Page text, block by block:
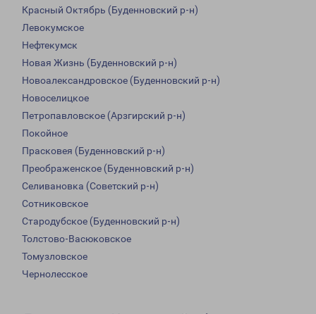
Красный Октябрь (Буденновский р-н)
Левокумское
Нефтекумск
Новая Жизнь (Буденновский р-н)
Новоалександровское (Буденновский р-н)
Новоселицкое
Петропавловское (Арзгирский р-н)
Покойное
Прасковея (Буденновский р-н)
Преображенское (Буденновский р-н)
Селивановка (Советский р-н)
Сотниковское
Стародубское (Буденновский р-н)
Толстово-Васюковское
Томузловское
Чернолесское